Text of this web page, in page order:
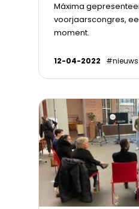
Máxima
voorjaarscongres,
moment.
12-04-2022 #nieuws